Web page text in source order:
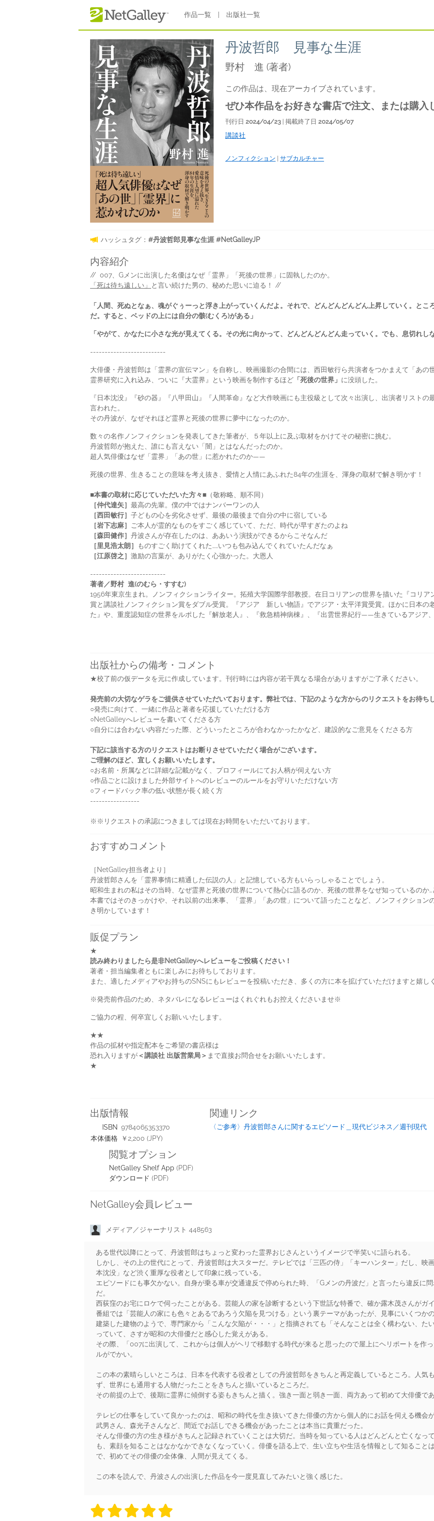
作品一覧 出版社一覧
丹波哲郎 見事な生涯
野村 進 (著者)
この作品は、現在アーカイブされています。
ぜひ本作品をお好きな書店で注文、または購入
刊行日 2024/04/23 | 掲載終了日 2024/05/07
講談社
ノンフィクション サブカルチャー
ハッシュタグ： #丹波哲郎見事な生涯 #NetGalleyJP
内容紹介
// 007、Gメンに出演した名優はなぜ「霊界」「死後の世界」に固執したのか。
「死は待ち遠しい」
と言い続けた男の、秘めた思いに迫る！ //
「人間、死ぬとなぁ、魂がぐぅーっと浮き上がっていくんだよ。それで、どんどんどんどん上昇していく。と
だ。すると、ベッドの上には自分の骸(むくろ)がある」
「やがて、かなたに小さな光が見えてくる。その光に向かって、どんどんどんどん走っていく。でも、息切れし
--------------------------
大俳優・丹波哲郎は「霊界の宣伝マン」を自称し、映画撮影の合間には、西田敏行ら共演者をつかまえて「あの
霊界研究に入れ込み、ついに『大霊界』という映画を制作するほど 「死後の世界」 に没頭した。
『日本沈没』『砂の器』『八甲田山』『人間革命』など大作映画にも主役級として次々出演し、出演者リストの
言われた。
その丹波が、なぜそれほど霊界と死後の世界に夢中になったのか。
数々の名作ノンフィクションを発表してきた筆者が、５年以上に及ぶ取材をかけてその秘密に挑む。
丹波哲郎が抱えた、誰にも言えない「闇」とはなんだったのか。
超人気俳優はなぜ「霊界」「あの世」に惹かれたのか――
死後の世界、生きることの意味を考え抜き、愛情と人情にあふれた84年の生涯を、渾身の取材で解き明かす！
■本書の取材に応じていただいた方々■ （敬称略、順不同）
［仲代達矢］ 最高の先輩。僕の中ではナンバーワンの人
［西田敏行］ 子どもの心を劣化させず、最後の最後まで自分の中に宿している
［岩下志麻］
ご本人が霊的なものをすごく感じていて、ただ、時代が早すぎたのよね
［森田健作］ 丹波さんが存在したのは、ああいう演技ができるからこそなんだ
［里見浩太朗］
ものすごく助けてくれた……いつも包み込んでくれていたんだなぁ
［江原啓之］ 激励の言葉が、ありがたく心強かった。大恩人
--------------------------
著者／野村 進(のむら・すすむ)
1956年東京生まれ。ノンフィクションライター。拓殖大学国際学部教授。在日コリアンの世界を描いた『コリ
賞と講談社ノンフィクション賞をダブル受賞。『アジア 新しい物語』でアジア・太平洋賞受賞。ほかに日本の
た』や、重度認知症の世界をルポした『解放老人』、『救急精神病棟』、『出雲世界紀行――生きているアジア
出版社からの備考・コメント
★校了前の仮データを元に作成しています。刊行時には内容が若干異なる場合がありますがご了承ください。
発売前の大切なゲラをご提供させていただいております。弊社では、下記のような方からのリクエストをお待ち
○発売に向けて、一緒に作品と著者を応援していただける方
○NetGalleyへレビューを書いてくださる方
○自分には合わない内容だった際、どういったところが合わなかったかなど、建設的なご意見をくださる方
下記に該当する方のリクエストはお断りさせていただく場合がございます。
ご理解のほど、宜しくお願いいたします。
○お名前・所属などに詳細な記載がなく、プロフィールにてお人柄が伺えない方
○作品ごとに設けました外部サイトへのレビューのルールをお守りいただけない方
○フィードバック率の低い状態が長く続く方
-----------------
※※リクエストの承認につきましては現在お時間をいただいております。
おすすめコメント
［NetGalley担当者より］
丹波哲郎さんを「霊界事情に精通した伝説の人」と記憶している方もいらっしゃることでしょう。
昭和生まれの私はその当時、なぜ霊界と死後の世界について熱心に語るのか、死後の世界をなぜ知っているのか…
本書ではそのきっかけや、それ以前の出来事、「霊界」「あの世」について語ったことなど、ノンフィクション
き明かしています！
販促プラン
★
読み終わりましたら是非NetGalleyへレビューをご投稿ください！
著者・担当編集者ともに楽しみにお待ちしております。
また、適したメディアやお持ちのSNSにもレビューを投稿いただき、多くの方に本を拡げていただけますと嬉し
※発売前作品のため、ネタバレになるレビューはくれぐれもお控えくださいませ※
ご協力の程、何卒宜しくお願いいたします。
★★
作品の拡材や指定配本をご希望の書店様は
恐れ入りますが＜講談社 出版営業局＞ まで直接お問合せをお願いいたします。
★
出版情報
ISBN 9784065353370
本体価格
￥2,200 (JPY)
関連リンク
〈ご参考〉丹波哲郎さんに関するエピソード＿現代ビジネス／週刊現代
閲覧オプション
NetGalley Shelf App (PDF)
ダウンロード (PDF)
NetGalley会員レビュー
メディア／ジャーナリスト 448563
ある世代以降にとって、丹波哲郎はちょっと変わった霊界おじさんというイメージで半笑いに語られる。
しかし、その上の世代にとって、丹波哲郎は大スターだ。テレビでは「三匹の侍」「キーハンター」だし、映
本沈没」など渋く重厚な役者として印象に残っている。
エピソードにも事欠かない。自身が乗る車が交通違反で停められた時、「Gメンの丹波だ」と言ったら違反に
だ。
西荻窪のお宅にロケで伺ったことがある。芸能人の家を診断するという下世話な特番で、確か露木茂さんがガ
番組では「芸能人の家にも色々とあるであろう欠陥を見つける」という裏テーマがあったが、見事にいくつか
建築した建物のようで、専門家から「こんな欠陥が・・・」と指摘されても「そんなことは全く構わない、た
っていて、さすが昭和の大俳優だと感心した覚えがある。
その際、「007に出演して、これからは個人がヘリで移動する時代が来ると思ったので屋上にヘリポートを作
ルがでかい。
この本の素晴らしいところは、日本を代表する役者としての丹波哲郎をきちんと再定義しているところ。人気
ず、世界にも通用する人物だったことをきちんと描いているところだ。
その前提の上で、後期に霊界に傾倒する姿もきちんと描く。強き一面と弱き一面、両方あって初めて大俳優で
テレビの仕事をしていて良かったのは、昭和の時代を生き抜いてきた俳優の方から個人的にお話を伺える機会
武男さん、森光子さんなど、間近でお話しできる機会があったことは本当に貴重だった。
そんな俳優の方の生き様がきちんと記録されていくことは大切だ。当時を知っている人はどんどんと亡くなっ
も、素顔を知ることはなかなかできなくなっていく。俳優を語る上で、生い立ちや生活を情報として知ること
で、初めてその俳優の全体像、人間が見えてくる。
この本を読んで、丹波さんの出演した作品を今一度見直してみたいと強く感じた。
5 stars
5 stars
5 stars
5 stars